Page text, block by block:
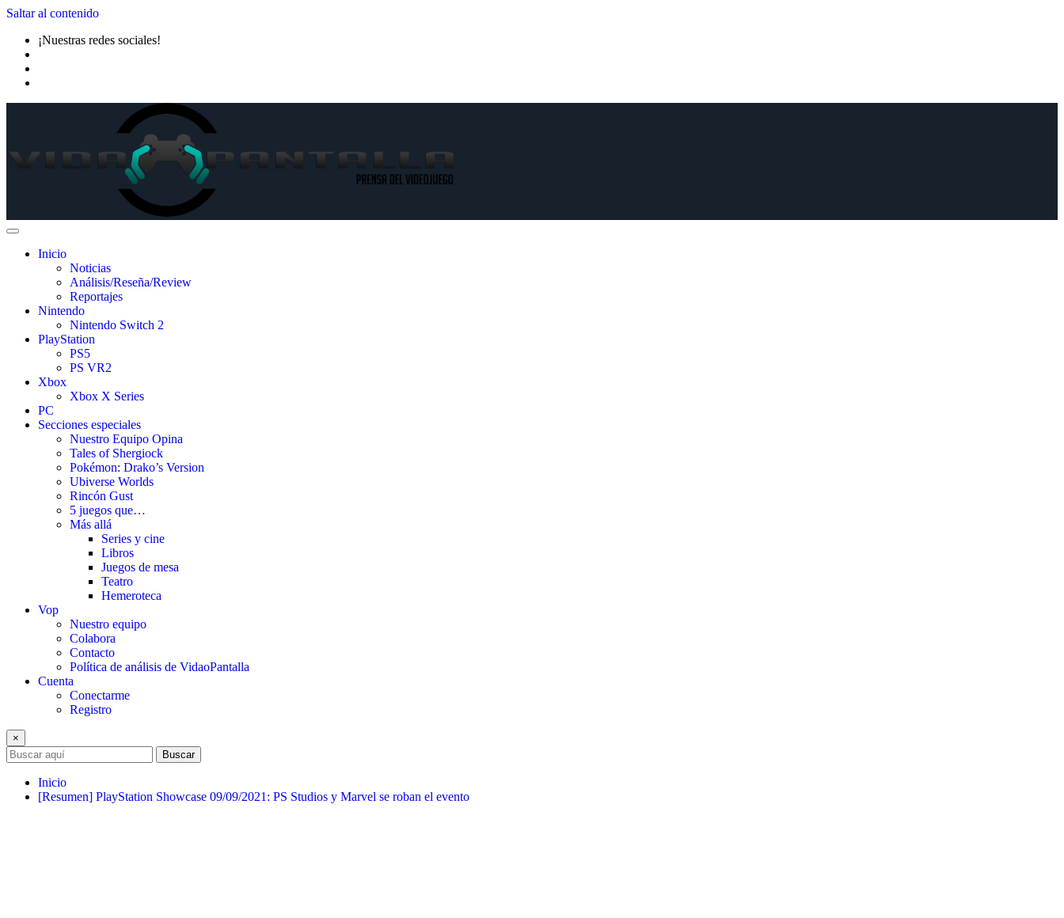
Saltar al contenido
¡Nuestras redes sociales!
Inicio
Noticias
Análisis/Reseña/Review
Reportajes
Nintendo
Nintendo Switch 2
PlayStation
PS5
PS VR2
Xbox
Xbox X Series
PC
Secciones especiales
Nuestro Equipo Opina
Tales of Shergiock
Pokémon: Drako’s Version
Ubiverse Worlds
Rincón Gust
5 juegos que…
Más allá
Series y cine
Libros
Juegos de mesa
Teatro
Hemeroteca
Vop
Nuestro equipo
Colabora
Contacto
Política de análisis de VidaoPantalla
Cuenta
Conectarme
Registro
×
Buscar
Inicio
[Resumen] PlayStation Showcase 09/09/2021: PS Studios y Marvel se roban el evento